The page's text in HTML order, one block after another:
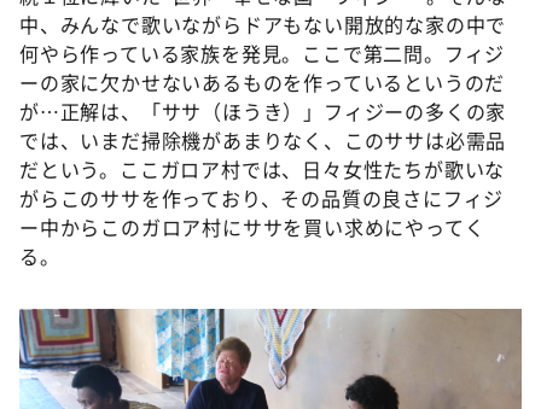
中、みんなで歌いながらドアもない開放的な家の中で
何やら作っている家族を発見。ここで第二問。フィジ
ーの家に欠かせないあるものを作っているというのだ
が…正解は、「ササ（ほうき）」フィジーの多くの家
では、いまだ掃除機があまりなく、このササは必需品
だという。ここガロア村では、日々女性たちが歌いな
がらこのササを作っており、その品質の良さにフィジ
ー中からこのガロア村にササを買い求めにやってく
る。